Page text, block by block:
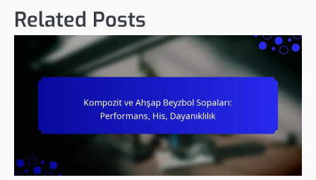
Related Posts